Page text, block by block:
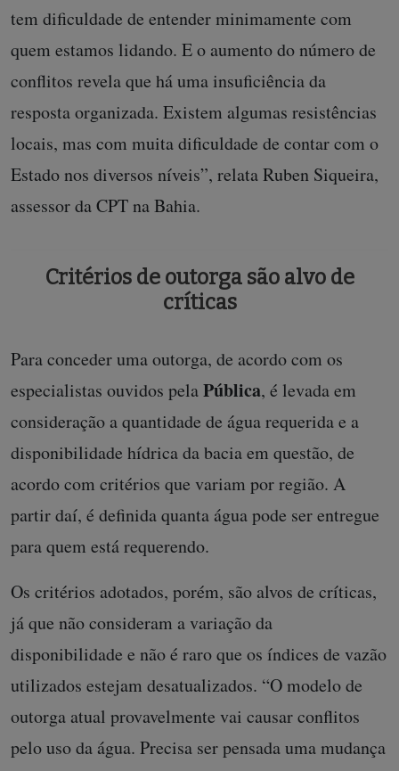
tem dificuldade de entender minimamente com
quem estamos lidando. E o aumento do número de
conflitos revela que há uma insuficiência da
resposta organizada. Existem algumas resistências
locais, mas com muita dificuldade de contar com o
Estado nos diversos níveis”, relata Ruben Siqueira,
assessor da CPT na Bahia.
Critérios de outorga são alvo de
críticas
Para conceder uma outorga, de acordo com os
especialistas ouvidos pelaPública, é levada em
consideração a quantidade de água requerida e a
disponibilidade hídrica da bacia em questão, de
acordo com critérios que variam por região. A
partir daí, é definida quanta água pode ser entregue
para quem está requerendo.
Os critérios adotados, porém, são alvos de críticas,
já que não consideram a variação da
disponibilidade e não é raro que os índices de vazão
utilizados estejam desatualizados. “O modelo de
outorga atual provavelmente vai causar conflitos
pelo uso da água. Precisa ser pensada uma mudança